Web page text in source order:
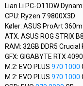
Lian Li PC-O11DW
CPU: Ryzen 7 9800X3D
Køler: ASUS ProArt
ATX: ASUS ROG STRIX
RAM: 32GB DDR5
GFX: GIGABYTE RTX
M.2: EVO PLUS 970 1000
M.2: EVO PLUS 970 1000